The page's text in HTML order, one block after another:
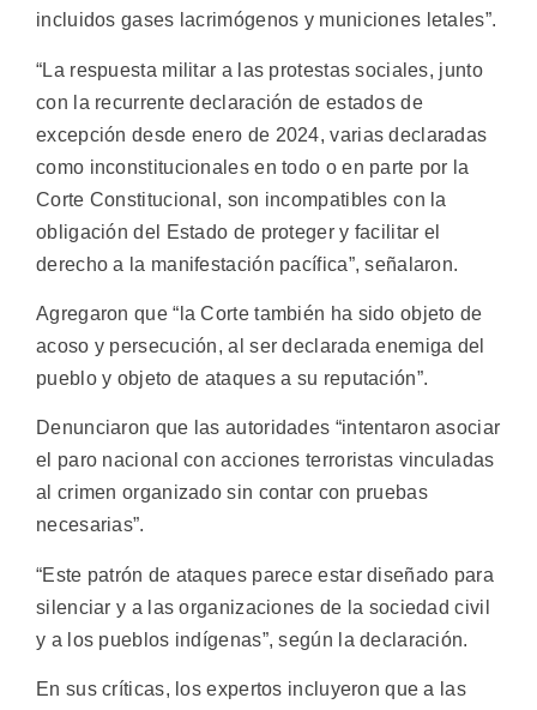
incluidos gases lacrimógenos y municiones letales”.
“La respuesta militar a las protestas sociales, junto
con la recurrente declaración de estados de
excepción desde enero de 2024, varias declaradas
como inconstitucionales en todo o en parte por la
Corte Constitucional, son incompatibles con la
obligación del Estado de proteger y facilitar el
derecho a la manifestación pacífica”, señalaron.
Agregaron que “la Corte también ha sido objeto de
acoso y persecución, al ser declarada enemiga del
pueblo y objeto de ataques a su reputación”.
Denunciaron que las autoridades “intentaron asociar
el paro nacional con acciones terroristas vinculadas
al crimen organizado sin contar con pruebas
necesarias”.
“Este patrón de ataques parece estar diseñado para
silenciar y a las organizaciones de la sociedad civil
y a los pueblos indígenas”, según la declaración.
En sus críticas, los expertos incluyeron que a las